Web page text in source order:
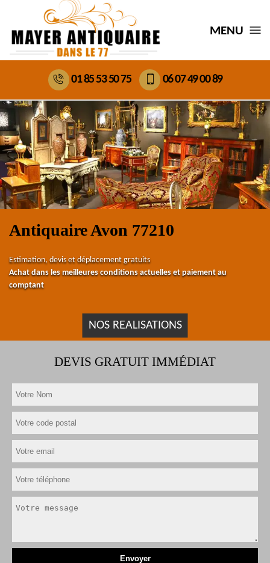
MENU
01 85 53 50 75 06 07 49 00 89
Antiquaire Avon 77210
Estimation, devis et déplacement gratuits
Achat dans les meilleures conditions actuelles et paiement au
comptant
NOS REALISATIONS
DEVIS GRATUIT IMMÉDIAT